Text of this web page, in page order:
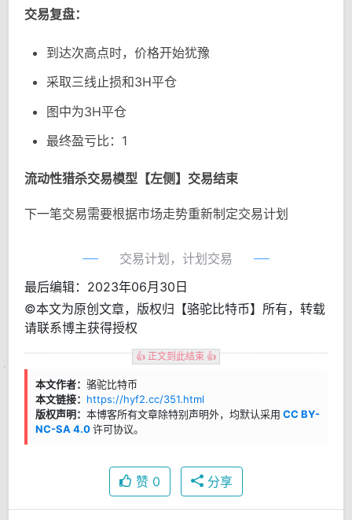
交易复盘：
到达次高点时，价格开始犹豫
采取三线止损和3H平仓
图中为3H平仓
最终盈亏比：1
流动性猎杀交易模型【左侧】交易结束
下一笔交易需要根据市场走势重新制定交易计划
交易计划，计划交易
最后编辑：2023年06月30日
©本文为原创文章，版权归【骆驼比特币】所有，转载
请联系博主获得授权
👍 正文到此结束 👍
本文作者： 骆驼比特币
本文链接： https://hyf2.cc/351.html
版权声明： 本博客所有文章除特别声明外，均默认采用 CC BY-
NC-SA 4.0许可协议。
赞 0 分享